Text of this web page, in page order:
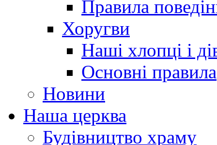
Правила
Хоругви
Наші хлопці і
Основні правила
Новини
Наша церква
Будівництво храму